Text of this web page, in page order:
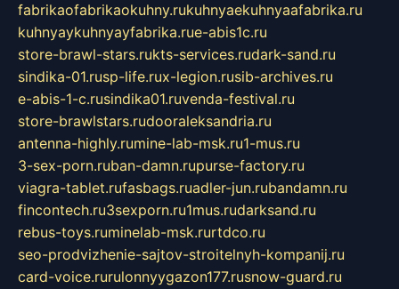
fabrikaofabrikaokuhny.rukuhnyaekuhnyaafabrika.ru
kuhnyaykuhnyayfabrika.rue-abis1c.ru
store-brawl-stars.rukts-services.rudark-sand.ru
sindika-01.rusp-life.rux-legion.rusib-archives.ru
e-abis-1-c.rusindika01.ruvenda-festival.ru
store-brawlstars.rudooraleksandria.ru
antenna-highly.rumine-lab-msk.ru1-mus.ru
3-sex-porn.ruban-damn.rupurse-factory.ru
viagra-tablet.rufasbags.ruadler-jun.rubandamn.ru
fincontech.ru3sexporn.ru1mus.rudarksand.ru
rebus-toys.ruminelab-msk.rurtdco.ru
seo-prodvizhenie-sajtov-stroitelnyh-kompanij.ru
card-voice.rurulonnyygazon177.rusnow-guard.ru